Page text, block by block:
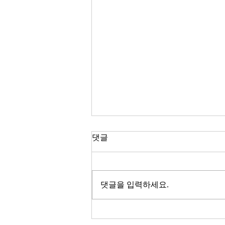
한국 경제
2026년이 밝았다. KOSPI는 4,400
동안 8.71% 올랐다. 1999년 이후
댓글
댓글을 입력하세요.